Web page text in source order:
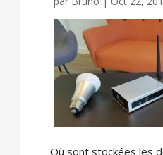
Où sont stockées les